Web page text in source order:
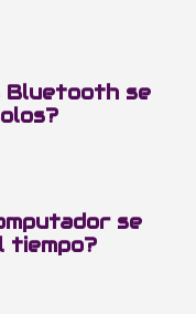
Bluetooth se
se
tiempo?